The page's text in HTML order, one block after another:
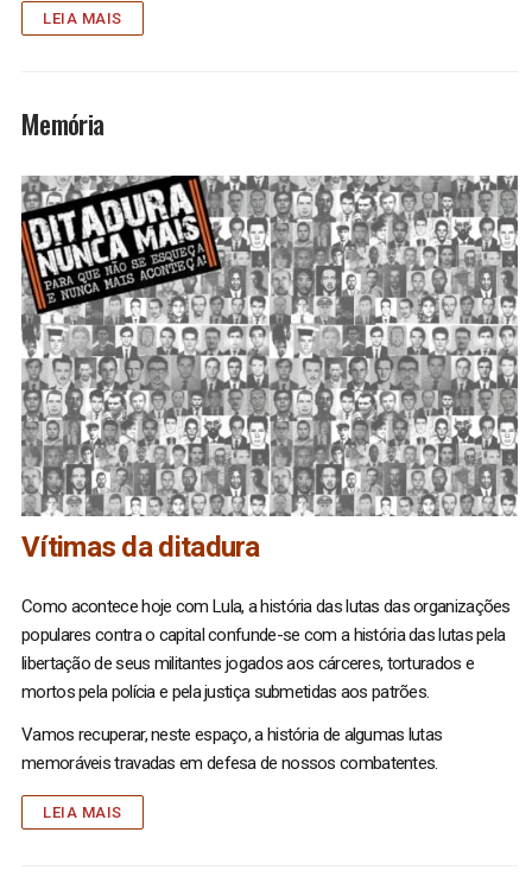
LEIA MAIS
Memória
Vítimas da ditadura
Como acontece hoje com Lula, a história das lutas das organizações
populares contra o capital confunde-se com a história das lutas pela
libertação de seus militantes jogados aos cárceres, torturados e
mortos pela polícia e pela justiça submetidas aos patrões.
Vamos recuperar, neste espaço, a história de algumas lutas
memoráveis travadas em defesa de nossos combatentes.
LEIA MAIS